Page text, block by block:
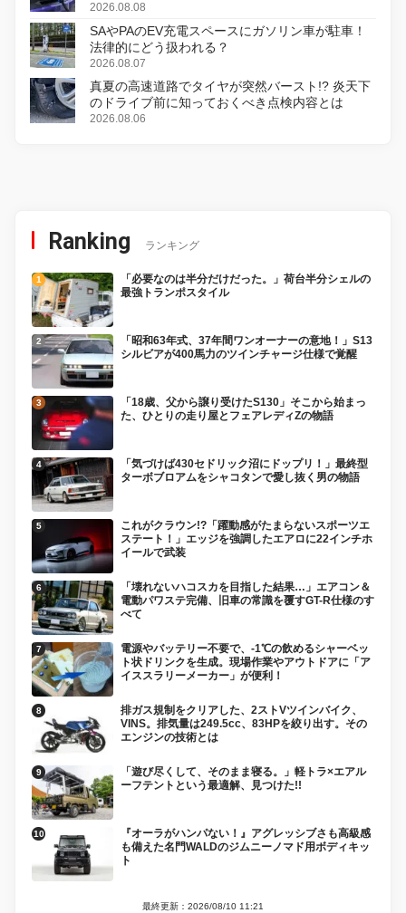
2026.08.08
SAやPAのEV充電スペースにガソリン車が駐車！
法律的にどう扱われる？
2026.08.07
真夏の高速道路でタイヤが突然バースト!? 炎天下
のドライブ前に知っておくべき点検内容とは
2026.08.06
Ranking ランキング
「必要なのは半分だけだった。」荷台半分シェルの
最強トランポスタイル
「昭和63年式、37年間ワンオーナーの意地！」S13
シルビアが400馬力のツインチャージ仕様で覚醒
「18歳、父から譲り受けたS130」そこから始まっ
た、ひとりの走り屋とフェアレディZの物語
「気づけば430セドリック沼にドップリ！」最終型
ターボブロアムをシャコタンで愛し抜く男の物語
これがクラウン!?「躍動感がたまらないスポーツエ
ステート！」エッジを強調したエアロに22インチホ
イールで武装
「壊れないハコスカを目指した結果…」エアコン＆
電動パワステ完備、旧車の常識を覆すGT-R仕様のす
べて
電源やバッテリー不要で、-1℃の飲めるシャーベッ
ト状ドリンクを生成。現場作業やアウトドアに「ア
イススラリーメーカー」が便利！
排ガス規制をクリアした、2ストVツインバイク、
VINS。排気量は249.5cc、83HPを絞り出す。その
エンジンの技術とは
「遊び尽くして、そのまま寝る。」軽トラ×エアル
ーフテントという最適解、見つけた!!
『オーラがハンパない！』アグレッシブさも高級感
も備えた名門WALDのジムニーノマド用ボディキッ
ト
最終更新：2026/08/10 11:21